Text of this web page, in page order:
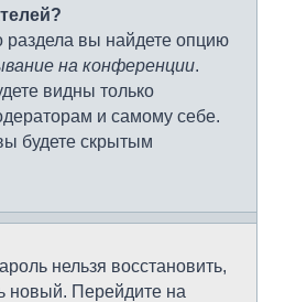
раздела вы найдете опцию
на конференции.
видны только
и самому себе.
будете скрытым
нельзя восстановить,
новый. Перейдите на